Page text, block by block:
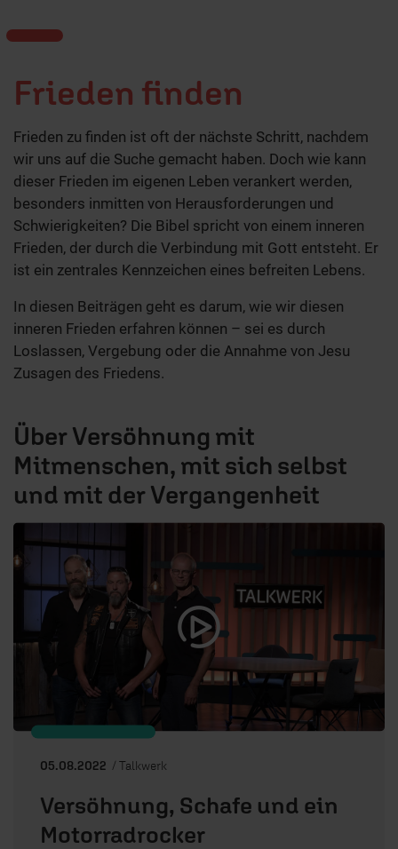
Frieden finden
Frieden zu finden ist oft der nächste Schritt, nachdem
wir uns auf die Suche gemacht haben. Doch wie kann
dieser Frieden im eigenen Leben verankert werden,
besonders inmitten von Herausforderungen und
Schwierigkeiten? Die Bibel spricht von einem inneren
Frieden, der durch die Verbindung mit Gott entsteht. Er
ist ein zentrales Kennzeichen eines befreiten Lebens.
In diesen Beiträgen geht es darum, wie wir diesen
inneren Frieden erfahren können – sei es durch
Loslassen, Vergebung oder die Annahme von Jesu
Zusagen des Friedens.
Über Versöhnung mit
Mitmenschen, mit sich selbst
und mit der Vergangenheit
05.08.2022 / Talkwerk
Versöhnung, Schafe und ein
Motorradrocker